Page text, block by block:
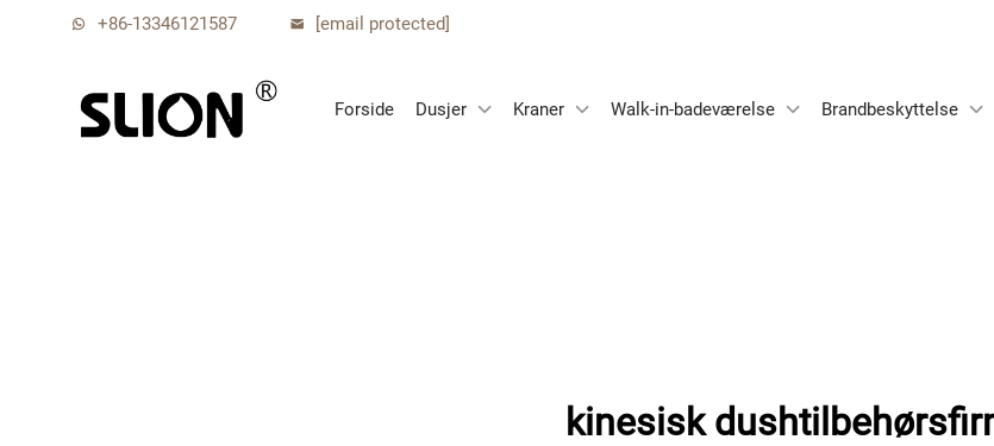
+86-13346121587 [email protected]
Forside Dusjer Kraner Walk-in-badeværelse Brandbeskyttelse
kinesisk